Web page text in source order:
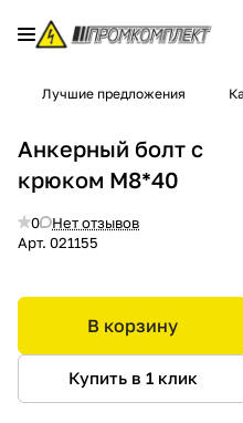
Лучшие предложения
Анкерный болт с
крюком М8*40
0
Нет отзывов
Арт. 021155
В корзину
Купить в 1 клик